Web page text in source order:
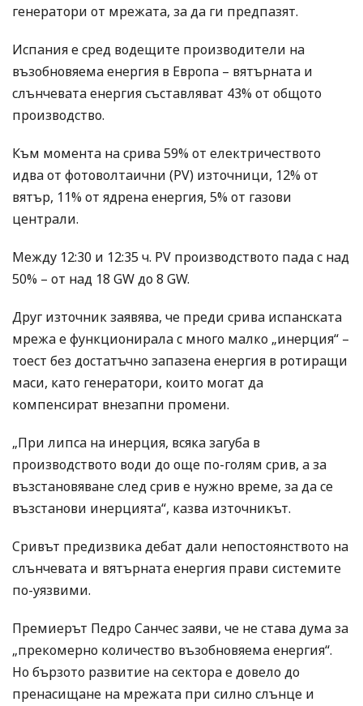
генератори от мрежата, за да ги предпазят.
Испания е сред водещите производители на
възобновяема енергия в Европа – вятърната и
слънчевата енергия съставляват 43% от общото
производство.
Към момента на срива 59% от електричеството
идва от фотоволтаични (PV) източници, 12% от
вятър, 11% от ядрена енергия, 5% от газови
централи.
Между 12:30 и 12:35 ч. PV производството пада с над
50% – от над 18 GW до 8 GW.
Друг източник заявява, че преди срива испанската
мрежа е функционирала с много малко „инерция“ –
тоест без достатъчно запазена енергия в ротиращи
маси, като генератори, които могат да
компенсират внезапни промени.
„При липса на инерция, всяка загуба в
производството води до още по-голям срив, а за
възстановяване след срив е нужно време, за да се
възстанови инерцията“, казва източникът.
Сривът предизвика дебат дали непостоянството на
слънчевата и вятърната енергия прави системите
по-уязвими.
Премиерът Педро Санчес заяви, че не става дума за
„прекомерно количество възобновяема енергия“.
Но бързото развитие на сектора е довело до
пренасищане на мрежата при силно слънце и